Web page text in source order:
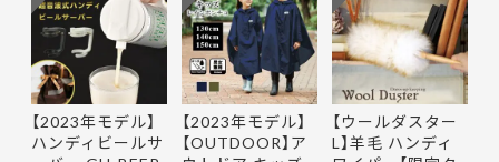
【2023年モデル】
ハンディビールサ
【2023年モデル】
【OUTDOOR】ア
【ウールダスター
L】羊毛 ハンディ